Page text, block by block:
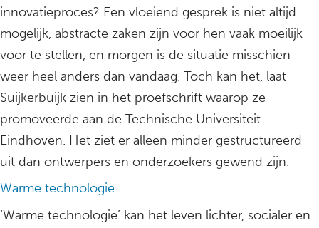
innovatieproces? Een vloeiend gesprek is niet altijd
mogelijk, abstracte zaken zijn voor hen vaak moeilijk
voor te stellen, en morgen is de situatie misschien
weer heel anders dan vandaag. Toch kan het, laat
Suijkerbuijk zien in het proefschrift waarop ze
promoveerde aan de Technische Universiteit
Eindhoven. Het ziet er alleen minder gestructureerd
uit dan ontwerpers en onderzoekers gewend zijn.
Warme technologie
‘Warme technologie’ kan het leven lichter, socialer en